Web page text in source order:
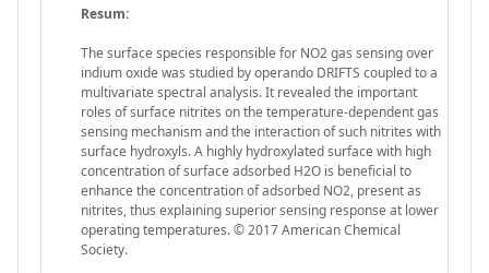
Resum:
The surface species responsible for NO2 gas sensing over
indium oxide was studied by operando DRIFTS coupled to a
multivariate spectral analysis. It revealed the important
roles of surface nitrites on the temperature-dependent gas
sensing mechanism and the interaction of such nitrites with
surface hydroxyls. A highly hydroxylated surface with high
concentration of surface adsorbed H2O is beneficial to
enhance the concentration of adsorbed NO2, present as
nitrites, thus explaining superior sensing response at lower
operating temperatures. © 2017 American Chemical
Society.